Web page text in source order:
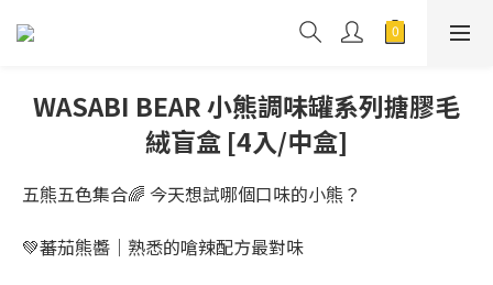
WASABI BEAR 小熊調味罐系列搪膠毛
絨盲盒 [4入/中盒]
五熊五色集合🌈 今天想試哪個口味的小熊？
💚蕃茄熊醬｜熟悉的嗆辣配方最對味